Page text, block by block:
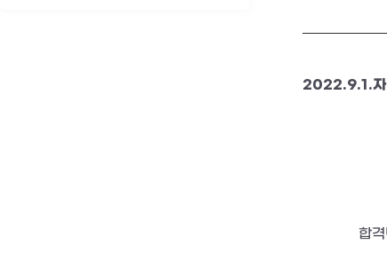
2022.9.1.
합